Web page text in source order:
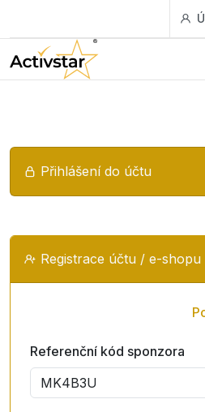
Přihlášení do účtu
Registrace účtu / e-shopu
Referenční kód sponzora